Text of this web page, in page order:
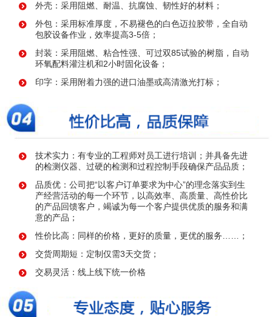
外壳：采用阻燃、耐温、抗腐蚀、韧性好的材料；
外包：采用标准厚度，不易褪色的白色迈拉胶带，全自动
包胶设备作业，效率提高3-5倍；
封装：采用阻燃、粘合性强、可过双85试验的树脂，自动
环氧配料灌注机和2小时固化设备；
印字：采用附着力强的进口油墨或高清激光打标；
技术实力：有专业的工程师对员工进行培训；并具备先进
的检测仪器、过硬的检测和过程控制手段确保产品品质；
品质优：公司把“以客户订单要求为中心”的理念落实到生
产经营活动的每一个环节，以高效率、高质量、高性价比
的产品回馈客户，竭诚为每一个客户提供优质的服务和满
意的产品；
性价比高：同样的价格，更好的质量，更优的服务……；
交货周期短：定制仅需3天交货；
交易灵活：线上线下统一价格